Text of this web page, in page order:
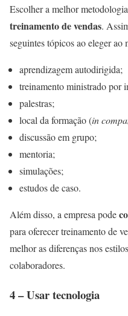
Escolher a melhor
treinamento de vendas.
seguintes tópicos ao eleger ao
aprendizagem autodirigida;
treinamento ministrado por
palestras;
local da formação (in
discussão em grupo;
mentoria;
simulações;
estudos de caso.
Além disso, a empresa pode
para oferecer treinamento de
melhor as diferenças nos
colaboradores.
4 – Usar tecnologia